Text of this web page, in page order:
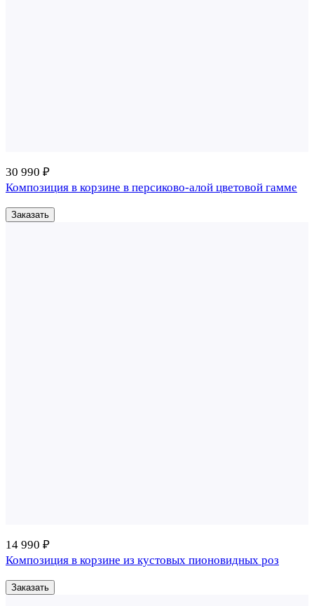
30 990 ₽
Композиция в корзине в персиково-алой цветовой гамме
Заказать
14 990 ₽
Композиция в корзине из кустовых пионовидных роз
Заказать